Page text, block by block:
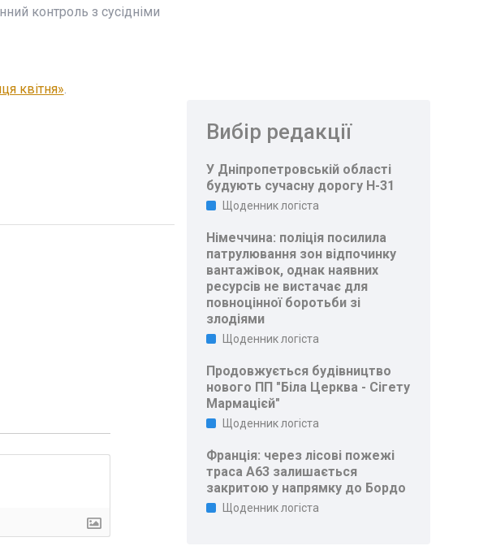
контроль з сусідніми
квітня».
Вибір редакції
У Дніпропетровській області
будують сучасну дорогу Н-31
Щоденник логіста
Німеччина: поліція посилила
патрулювання зон відпочинку
вантажівок, однак наявних
ресурсів не вистачає для
повноцінної боротьби зі
злодіями
Щоденник логіста
Продовжується будівництво
нового ПП "Біла Церква - Сігету
Мармацієй"
Щоденник логіста
Франція: через лісові пожежі
траса A63 залишається
закритою у напрямку до Бордо
Щоденник логіста